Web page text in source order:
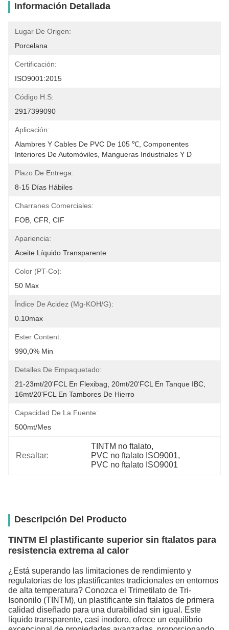
Información Detallada
Lugar De Origen:
Porcelana
Certificación:
ISO9001:2015
Código H.S:
2917399090
Aplicación:
Alambres Y Cables De PVC De 105 ℃, Componentes
Interiores De Automóviles, Mangueras Industriales Y D
Plazo De Entrega:
8-15 Días Hábiles
Charranes Comerciales:
FOB, CFR, CIF
Apariencia:
Aceite Líquido Transparente
Color (PT-Co):
50 Max
Índice De Acidez (mg-KOH/g):
0.10max
Ester Content:
990,0% Min
Detalles De Empaquetado:
21-23mt/20'FCL En Flexibag, 20mt/20'FCL En Tanque IBC,
16mt/20'FCL En Tambores De Hierro
Capacidad De La Fuente:
500mt/mes
Resaltar:
TINTM no ftalato,
PVC no ftalato ISO9001,
PVC no ftalato ISO9001
Descripción Del Producto
TINTM El plastificante superior sin ftalatos para
resistencia extrema al calor
¿Está superando las limitaciones de rendimiento y
regulatorias de los plastificantes tradicionales en entornos
de alta temperatura? Conozca el Trimetilato de Tri-
Isononilo (TINTM), un plastificante sin ftalatos de primera
calidad diseñado para una durabilidad sin igual. Este
líquido transparente, casi inodoro, ofrece un equilibrio